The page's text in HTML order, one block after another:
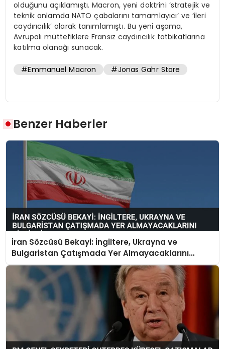
olduğunu açıklamıştı. Macron, yeni doktrini ‘stratejik ve
teknik anlamda NATO çabalarını tamamlayıcı’ ve ‘ileri
caydırıcılık’ olarak tanımlamıştı. Bu yeni aşama,
Avrupalı müttefiklere Fransız caydırıcılık tatbikatlarına
katılma olanağı sunacak.
#Emmanuel Macron #Jonas Gahr Store
Benzer Haberler
İran Sözcüsü Bekayi: İngiltere, Ukrayna ve
Bulgaristan Çatışmada Yer Almayacaklarını
Bildirdi